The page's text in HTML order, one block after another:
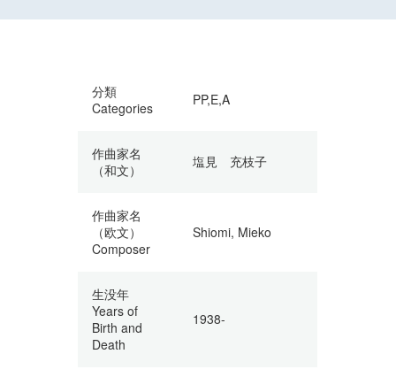
分類
Categories
PP,E,A
作曲家名
（和文）
塩見 充枝子
作曲家名
（欧文）
Composer
Shiomi, Mieko
生没年
Years of
Birth and
Death
1938-